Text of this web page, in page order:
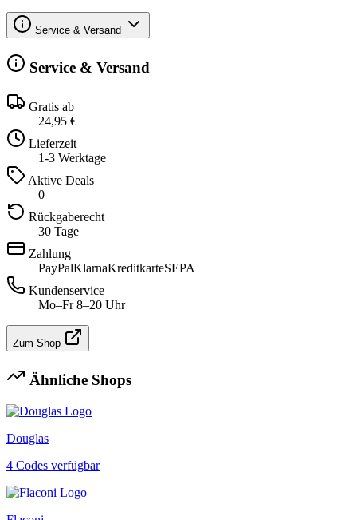
Service & Versand
Service & Versand
Gratis ab
24,95 €
Lieferzeit
1-3 Werktage
Aktive Deals
0
Rückgaberecht
30 Tage
Zahlung
PayPalKlarnaKreditkarteSEPA
Kundenservice
Mo–Fr 8–20 Uhr
Zum Shop
Ähnliche Shops
Douglas
4 Codes verfügbar